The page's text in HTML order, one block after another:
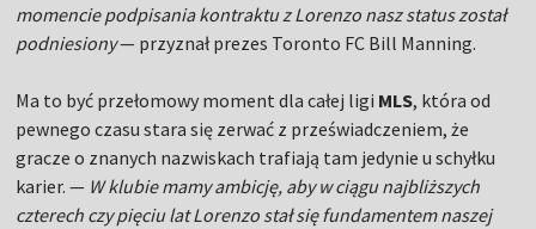
momencie podpisania kontraktu z Lorenzo nasz status został
podniesiony— przyznał prezes Toronto FC Bill Manning.
Ma to być przełomowy moment dla całej ligi MLS, która od
pewnego czasu stara się zerwać z przeświadczeniem, że
gracze o znanych nazwiskach trafiają tam jedynie u schyłku
karier. — W klubie mamy ambicję, aby w ciągu najbliższych
czterech czy pięciu lat Lorenzo stał się fundamentem naszej